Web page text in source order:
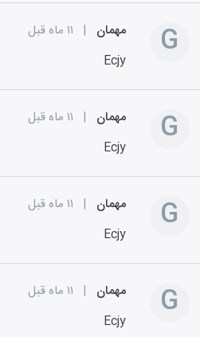
G مهمان | ۱۱ ماه قبل
Ecjy
G مهمان | ۱۱ ماه قبل
Ecjy
G مهمان | ۱۱ ماه قبل
Ecjy
G مهمان | ۱۱ ماه قبل
Ecjy